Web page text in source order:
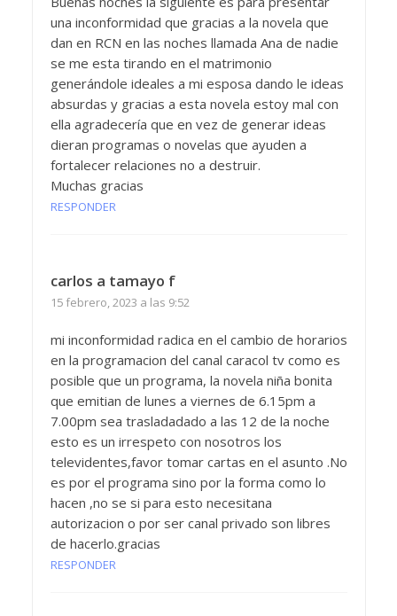
una inconformidad que gracias a la novela que
dan en RCN en las noches llamada Ana de nadie
se me esta tirando en el matrimonio
generándole ideales a mi esposa dando le ideas
absurdas y gracias a esta novela estoy mal con
ella agradecería que en vez de generar ideas
dieran programas o novelas que ayuden a
fortalecer relaciones no a destruir.
Muchas gracias
RESPONDER
carlos a tamayo f
15 febrero, 2023 a las 9:52
mi inconformidad radica en el cambio de horarios
en la programacion del canal caracol tv como es
posible que un programa, la novela niña bonita
que emitian de lunes a viernes de 6.15pm a
7.00pm sea trasladadado a las 12 de la noche
esto es un irrespeto con nosotros los
televidentes,favor tomar cartas en el asunto .No
es por el programa sino por la forma como lo
hacen ,no se si para esto necesitana
autorizacion o por ser canal privado son libres
de hacerlo.gracias
RESPONDER